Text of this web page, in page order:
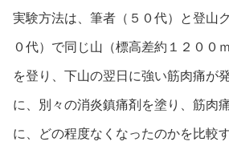
実験方法は、筆者（５０代）と登山
０代）で同じ山（標高差約１２００
を登り、下山の翌日に強い筋肉痛が
に、別々の消炎鎮痛剤を塗り、筋肉
に、どの程度なくなったのかを比較